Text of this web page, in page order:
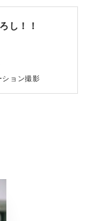
し！！
ション撮影